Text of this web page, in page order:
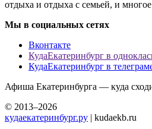
отдыха и отдыха с семьей, и многое
Мы в социальных сетях
Вконтакте
КудаЕкатеринбург в
КудаЕкатеринбург в
Афиша Екатеринбурга — куда
© 2013–2026
кудаекатеринбург.ру | kudaekb.ru